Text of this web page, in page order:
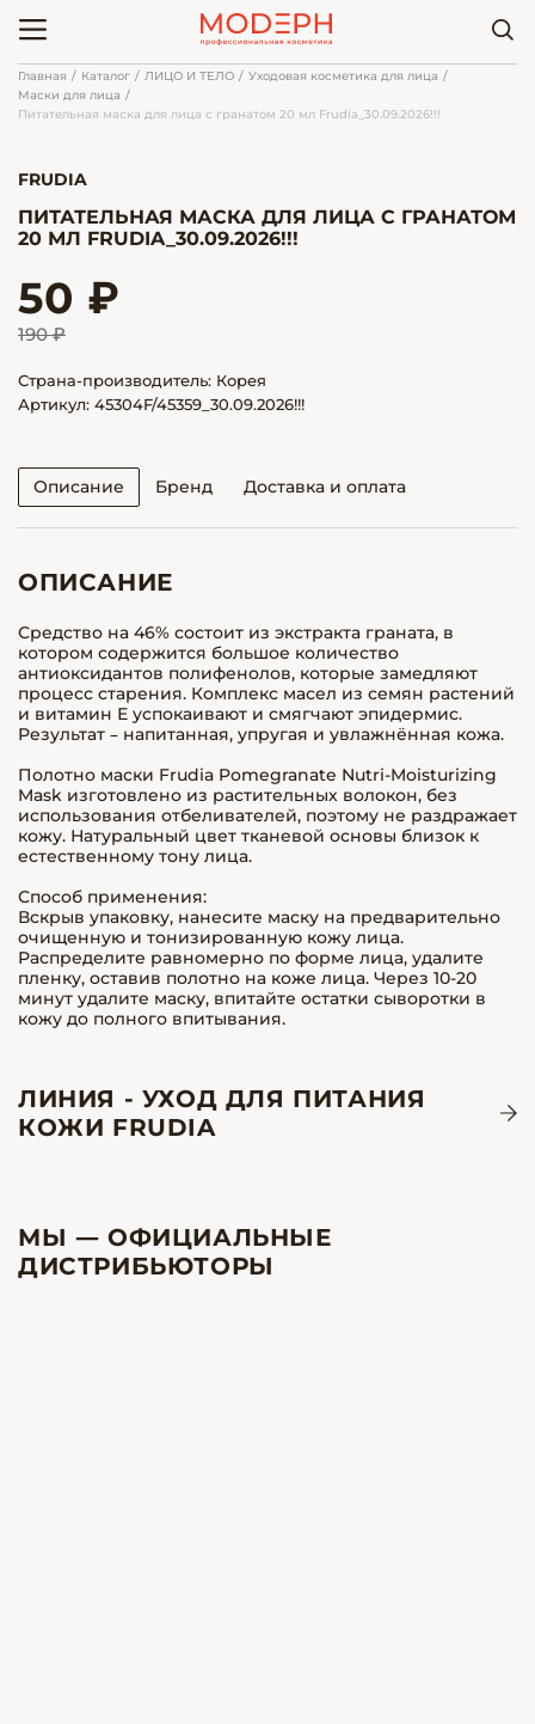
Главная Каталог ЛИЦО И ТЕЛО
Уходовая косметика для лица
Маски для лица
Питательная маска для лица с гранатом 20 мл Frudia_30.09.2026!!!
FRUDIA
ПИТАТЕЛЬНАЯ МАСКА ДЛЯ ЛИЦА С ГРАНАТОМ
20 МЛ FRUDIA_30.09.2026!!!
50 ₽
190 ₽
Страна-производитель: Корея
Артикул: 45304F/45359_30.09.2026!!!
Описание Бренд Доставка и оплата
ОПИСАНИЕ
Средство на 46% состоит из экстракта граната, в
котором содержится большое количество
антиоксидантов полифенолов, которые замедляют
процесс старения. Комплекс масел из семян растений
и витамин Е успокаивают и смягчают эпидермис.
Результат – напитанная, упругая и увлажнённая кожа.
Полотно маски Frudia Pomegranate Nutri-Moisturizing
Mask изготовлено из растительных волокон, без
использования отбеливателей, поэтому не раздражает
кожу. Натуральный цвет тканевой основы близок к
естественному тону лица.
Способ применения:
Вскрыв упаковку, нанесите маску на предварительно
очищенную и тонизированную кожу лица.
Распределите равномерно по форме лица, удалите
пленку, оставив полотно на коже лица. Через 10-20
минут удалите маску, впитайте остатки сыворотки в
кожу до полного впитывания.
ЛИНИЯ - УХОД ДЛЯ ПИТАНИЯ
КОЖИ FRUDIA
МЫ — ОФИЦИАЛЬНЫЕ
ДИСТРИБЬЮТОРЫ